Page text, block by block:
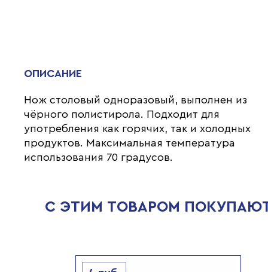
ОПИСАНИЕ
Нож столовый одноразовый, выполнен из
чёрного полистирола. Подходит для
употребления как горячих, так и холодных
продуктов. Максимальная температура
использования 70 градусов.
С ЭТИМ ТОВАРОМ